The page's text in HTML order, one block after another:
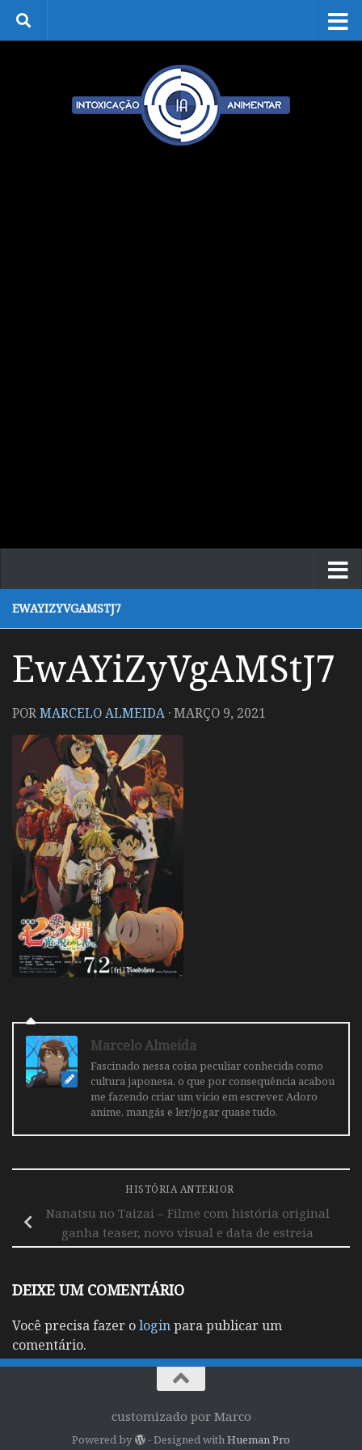
Skip to content
EWAYIZYVGAMSTJ7
EwAYiZyVgAMStJ7
PORMARCELO ALMEIDA ·MARÇO 9, 2021
Marcelo Almeida
Fascinado nessa coisa peculiar conhecida como
cultura japonesa, o que por consequência acabou
me fazendo criar um vicio em escrever. Adoro
anime, mangás e ler/jogar quase tudo.
HISTÓRIA ANTERIOR
Nanatsu no Taizai – Filme com história original
ganha teaser, novo visual e data de estreia
DEIXE UM COMENTÁRIO
Você precisa fazer ologinpara publicar um
comentário.
customizado por Marco
Powered by - Designed with Hueman Pro